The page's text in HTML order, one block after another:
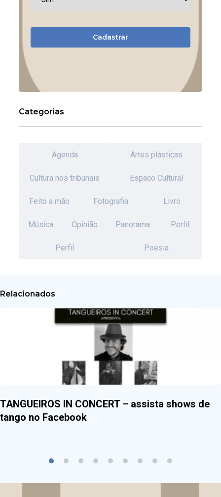
Cadastrar
Categorias
Agenda Artes plásticas
Cultura nos tribunais Espaco Cultural
Feito a mão Fotografia Livro
Música Opinião Panorama Perfil
Perfil Poesia
Relacionados
TANGUEIROS IN CONCERT – assista shows de
tango no Facebook